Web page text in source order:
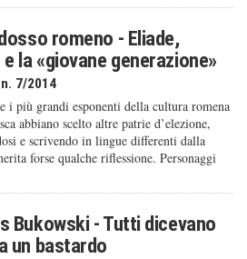
romeno - Eliade,
e la «giovane generazione»
7/2014
i più grandi esponenti della cultura romena
abbiano scelto altre patrie d’elezione,
e scrivendo in lingue differenti dalla
forse qualche riflessione. Personaggi
Bukowski - Tutti dicevano
un bastardo